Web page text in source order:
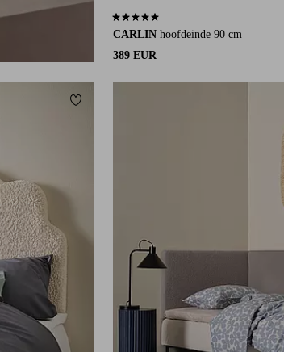
CARLIN hoofdeinde 90 cm
389 EUR
5,0 op basis van 1 beoordelingen
Toevoegen aan favorieten